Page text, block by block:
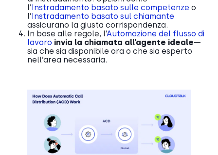
l’Instradamento basato sulle competenze o
l’Instradamento basato sul chiamante
assicurano la giusta corrispondenza.
In base alle regole, l’Automazione del flusso di
lavoro invia la chiamata all’agente ideale—
sia che sia disponibile ora o che sia esperto
nell’area necessaria.